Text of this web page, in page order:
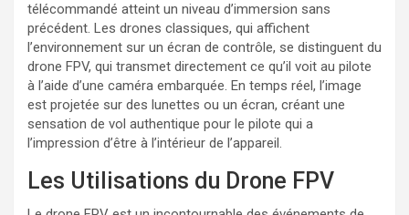
télécommandé atteint un niveau d’immersion sans
précédent. Les drones classiques, qui affichent
l’environnement sur un écran de contrôle, se distinguent du
drone FPV, qui transmet directement ce qu’il voit au pilote
à l’aide d’une caméra embarquée. En temps réel, l’image
est projetée sur des lunettes ou un écran, créant une
sensation de vol authentique pour le pilote qui a
l’impression d’être à l’intérieur de l’appareil.
Les Utilisations du Drone FPV